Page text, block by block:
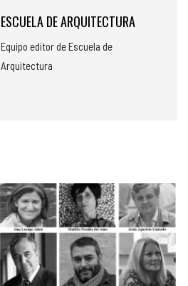
ESCUELA DE ARQUITECTURA
Equipo editor de Escuela de
Arquitectura